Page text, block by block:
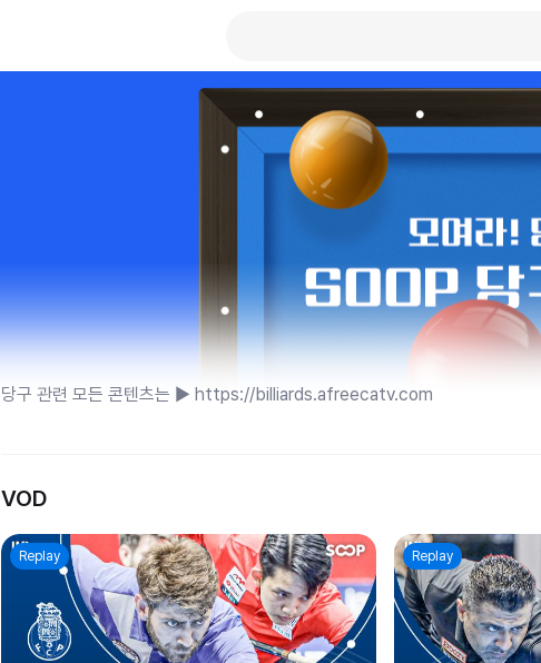
당구 관련 모든 콘텐츠는 ▶ https://billiards.afreecatv.com
VOD
Replay Replay